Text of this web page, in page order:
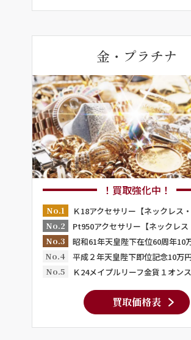
金・プラチナ
！買取強化中！
No.1
Ｋ18アクセサリー【ネックレス・
No.2
Pt950アクセサリー【ネックレス
No.3
昭和61年天皇陛下在位60周年10
No.4
平成２年天皇陛下即位記念10万
No.5
Ｋ24メイプルリーフ金貨１オンス
買取価格表